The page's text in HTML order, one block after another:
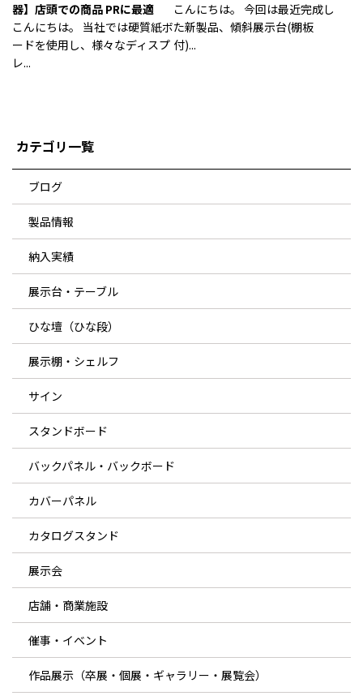
器】店頭での商品 PRに最適
こんにちは。 当社では硬質紙ボ
ードを使用し、様々なディスプ
レ...
こんにちは。 今回は最近完成し
た新製品、傾斜展示台(棚板
付)...
カテゴリ一覧
ブログ
製品情報
納入実績
展示台・テーブル
ひな壇（ひな段）
展示棚・シェルフ
サイン
スタンドボード
バックパネル・バックボード
カバーパネル
カタログスタンド
展示会
店舗・商業施設
催事・イベント
作品展示（卒展・個展・ギャラリー・展覧会）